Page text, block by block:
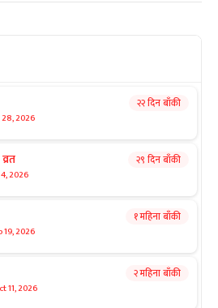
2026
२२ दिन बाँकी
2026
२९ दिन बाँकी
19, 2026
१ महिना बाँकी
11, 2026
२ महिना बाँकी